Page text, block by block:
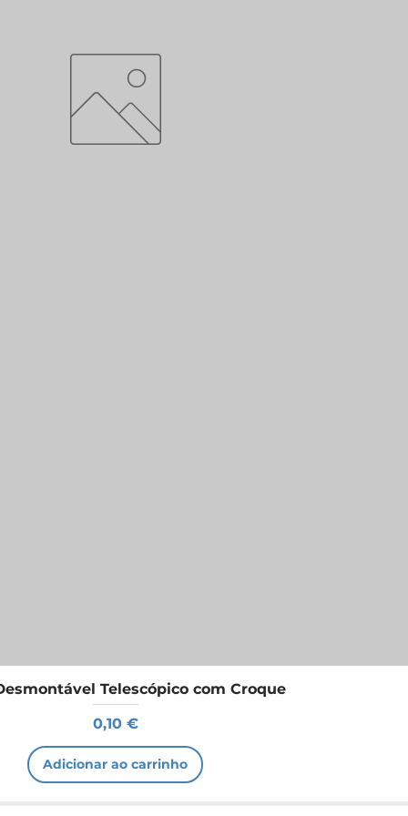
Telescópico com Croque
Preço
0,10 €
Adicionar ao carrinho